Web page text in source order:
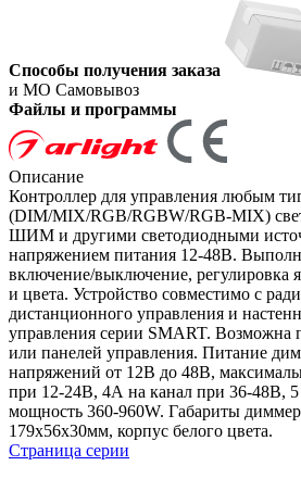
Способы получения заказа
и МО Самовывоз
Файлы и программы
Описание
Контроллер для управления любым
(DIM/MIX/RGB/RGBW/RGB-MIX)
ШИМ и другими светодиодными
напряжением питания 12-48В.
включение/выключение, регулировка
и цвета. Устройство совместимо с
дистанционного управления и
управления серии SMART. Возможна
или панелей управления. Питание
напряжений от 12В до 48В,
при 12-24В, 4А на канал при 36-48В, 5
мощность 360-960W. Габариты
179x56x30мм, корпус белого цвета.
Страница серии